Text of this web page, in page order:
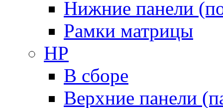
Нижние панели
Рамки матрицы
HP
В сборе
Верхние панели